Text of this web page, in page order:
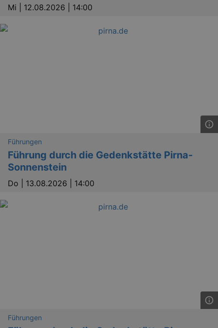
Mi | 12.08.2026 | 14:00
Führungen
Führung durch die Gedenkstätte Pirna-
Sonnenstein
Do | 13.08.2026 | 14:00
Führungen